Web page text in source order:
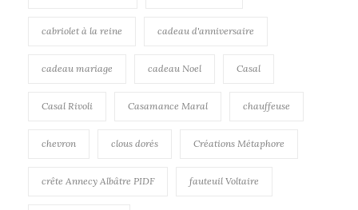
cabriolet à la reine cadeau d'anniversaire
cadeau mariage cadeau Noel Casal
Casal Rivoli Casamance Maral chauffeuse
chevron clous dorés Créations Métaphore
crête Annecy Albâtre PIDF fauteuil Voltaire